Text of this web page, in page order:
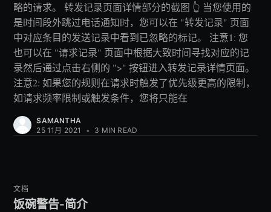
略的请求。 转发记录页面详情部分的截图 👆 当您使用的
是时间段外跳过电话通知时，您可以在 "转发记录" 页面
中对应条目的发送记录中看到已忽略的标记。 注意1: 您
也可以在 "请求记录" 页面中根据大致时间寻找对应的记
录然后通过点击右侧的 ">" 按钮进入转发记录详情页面。
注意2: 如果您的规则在请求时触发了优先级更高的限制，
如请求频率限制或触发条件，您将只能在
SAMANTHA
25 11月 2021
• 3 MIN READ
文档
饭碗警告-简介